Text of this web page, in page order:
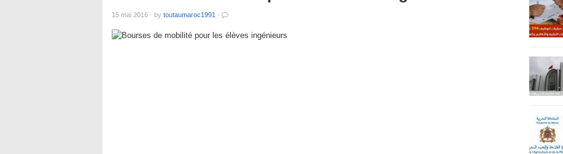
15 mai 2016 · by toutaumaroc1991 ·